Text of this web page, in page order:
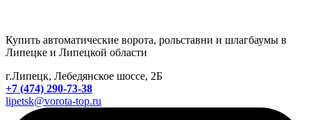
Купить автоматические ворота, рольставни и шлагбаумы в
Липецке и Липецкой области
г.Липецк, Лебедянское шоссе, 2Б
+7 (474) 290-73-38
lipetsk@vorota-top.ru